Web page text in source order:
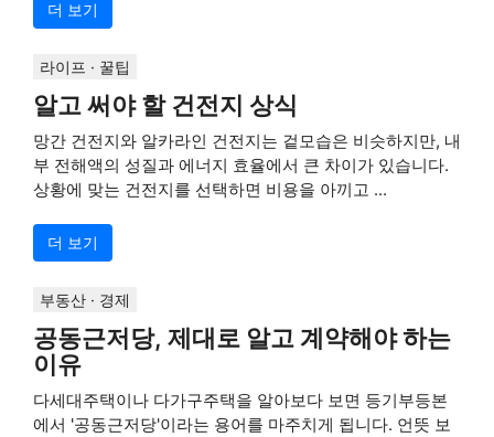
더 보기
라이프 · 꿀팁
알고 써야 할 건전지 상식
망간 건전지와 알카라인 건전지는 겉모습은 비슷하지만, 내
부 전해액의 성질과 에너지 효율에서 큰 차이가 있습니다.
상황에 맞는 건전지를 선택하면 비용을 아끼고 ...
더 보기
부동산 · 경제
공동근저당, 제대로 알고 계약해야 하는
이유
다세대주택이나 다가구주택을 알아보다 보면 등기부등본
에서 '공동근저당'이라는 용어를 마주치게 됩니다. 언뜻 보